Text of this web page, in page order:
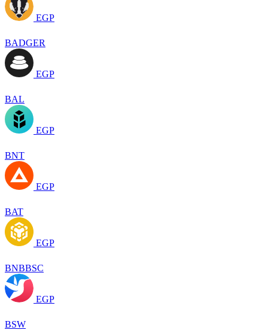
EGP
BADGER
EGP
BAL
EGP
BNT
EGP
BAT
EGP
BNBBSC
EGP
BSW